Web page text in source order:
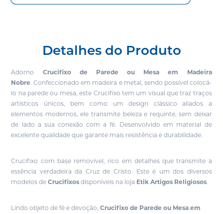
Detalhes do Produto
Adorno Crucifixo de Parede ou Mesa em Madeira
Nobre.Confeccionado em madeira e metal, sendo possível colocá-
lo na parede ou mesa, este Crucifixo tem um visual que traz traços
artísticos únicos, bem como um design clássico aliados a
elementos modernos, ele transmite beleza e requinte, sem deixar
de lado a sua conexão com a fé. Desenvolvido em material de
excelente qualidade que garante mais resistência e durabilidade.
Crucifixo com base removível, rico em detalhes que transmite a
essência verdadeira da Cruz de Cristo. Este é um dos diversos
modelos deCrucifixos disponíveis na loja Etik Artigos Religiosos.
Lindo objeto de fé e devoção,Crucifixo de Parede ou Mesa em